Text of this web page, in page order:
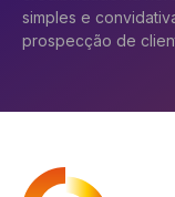
simples e
prospecção de